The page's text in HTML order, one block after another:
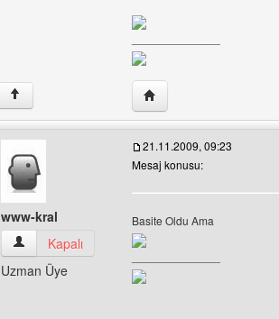
↑ Yazarın web sitesini
www-kral
www-kral Kullanıcının profilini görüntüle
Kapalı
Uzman Üye
21.11.2009, 09:23
Mesaj konusu:
Basite Oldu Ama